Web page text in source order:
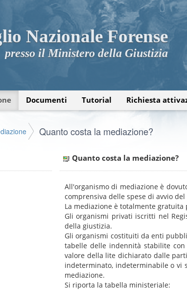
Nazionale Forense
presso il Ministero della Giustizia
Documenti Tutorial Richiesta
Quanto costa la mediazione?
Quanto costa la mediazione?
All'organismo di mediazione è
comprensiva delle spese di avvio
La mediazione è totalmente
Gli organismi privati iscritti nel
della giustizia.
Gli organismi costituiti da enti
tabelle delle indennità stabilite
valore della lite dichiarato dalle
indeterminato, indeterminabile o vi
mediazione.
Si riporta la tabella ministeriale: